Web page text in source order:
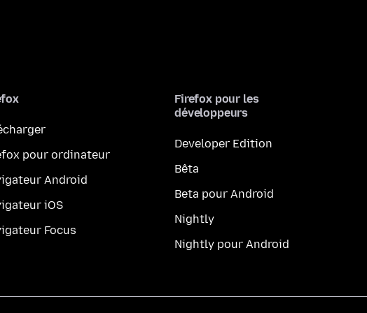
pour ordinateur
Android
iOS
Focus
Firefox pour les
développeurs
Developer Edition
Bêta
Beta pour Android
Nightly
Nightly pour Android